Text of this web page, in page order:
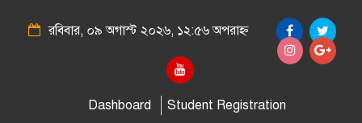
রবিবার, ০৯ অগাস্ট ২০২৬, ১২:৫৬ অপরাহ্ন
Dashboard Student Registration